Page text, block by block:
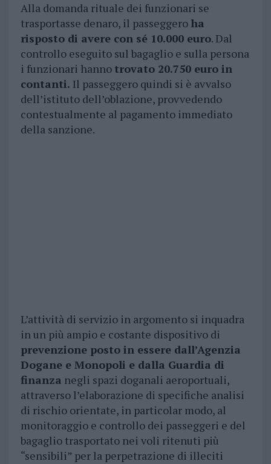
Alla domanda rituale dei funzionari se
trasportasse denaro, il passeggero ha
risposto di avere con sé 10.000 euro. Dal
controllo eseguito sul bagaglio e sulla persona
i funzionari hanno trovato 20.750 euro in
contanti. Il passeggero quindi si è avvalso
dell’istituto dell’oblazione, provvedendo
contestualmente al pagamento immediato
della sanzione.
L’attività di servizio in argomento si inquadra
in un più ampio e costante dispositivo di
prevenzione posto in essere dall’Agenzia
Dogane e Monopoli e dalla Guardia di
finanza negli spazi doganali aeroportuali,
attraverso l’elaborazione di specifiche analisi
di rischio orientate, in particolar modo, al
monitoraggio e controllo dei passeggeri e del
bagaglio trasportato nei voli ritenuti più
“sensibili” per la perpetrazione di illeciti